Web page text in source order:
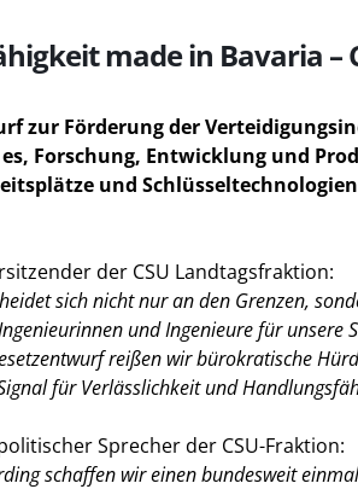
made in Bavaria
zur Förderung der
Forschung, Entwicklung und
und
der CSU Landtagsfraktion:
sich nicht nur an den Grenzen,
und Ingenieure für
reißen wir bürokratische
für Verlässlichkeit und
Sprecher der CSU-Fraktion:
schaffen wir einen bundesweit